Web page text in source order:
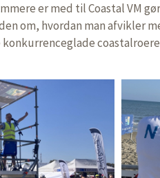
er med til Coastal VM
om, hvordan man afvikler